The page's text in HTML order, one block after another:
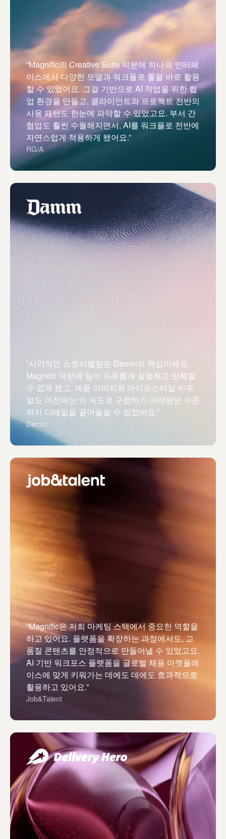
“Magnific의 Creative Suite 덕분에 하나의 인터페
이스에서 다양한 모델과 워크플로 툴을 바로 활용
할 수 있었어요. 그걸 기반으로 AI 작업을 위한 협
업 환경을 만들고, 클라이언트와 프로젝트 전반의
사용 패턴도 한눈에 파악할 수 있었고요. 부서 간
협업도 훨씬 수월해지면서, AI를 워크플로 전반에
자연스럽게 적용하게 됐어요.”
RG/A
“시각적인 스토리텔링은 Damm의 핵심이에요.
Magnific 덕분에 팀이 자유롭게 실험하고 반복할
수 있게 됐고, 제품 이미지와 라이프스타일 비주
얼도 이전에는 이 속도로 구현하기 어려웠던 수준
까지 디테일을 끌어올릴 수 있었어요.”
Damm
“Magnific은 저희 마케팅 스택에서 중요한 역할을
하고 있어요. 플랫폼을 확장하는 과정에서도, 고
품질 콘텐츠를 안정적으로 만들어낼 수 있었고요.
AI 기반 워크포스 플랫폼을 글로벌 채용 마켓플레
이스에 맞게 키워가는 데에도 데에도 효과적으로
활용하고 있어요.”
Job&Talent